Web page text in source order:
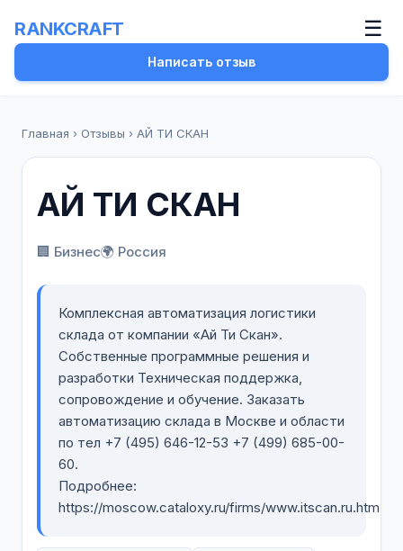
RANKCRAFT ☰
Написать отзыв
Главная › Отзывы › АЙ ТИ СКАН
АЙ ТИ СКАН
🏢 Бизнес🌍 Россия
Комплексная автоматизация логистики
склада от компании «Ай Ти Скан».
Собственные программные решения и
разработки Техническая поддержка,
сопровождение и обучение. Заказать
автоматизацию склада в Москве и области
по тел +7 (495) 646-12-53 +7 (499) 685-00-
60.
Подробнее:
https://moscow.cataloxy.ru/firms/www.itscan.ru.htm